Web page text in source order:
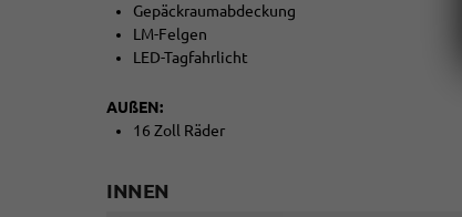
Gepäckraumabdeckung
LM-Felgen
LED-Tagfahrlicht
AUßEN:
16 Zoll Räder
INNEN